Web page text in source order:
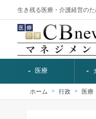
生き残る医療・介護経営の
医療
ホーム 行政 医療